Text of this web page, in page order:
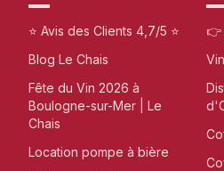
⭐ Avis des Clients 4,7/5 ⭐
Blog Le Chais
Fête du Vin 2026 à
Boulogne-sur-Mer | Le
Chais
Location pompe à bière
👉